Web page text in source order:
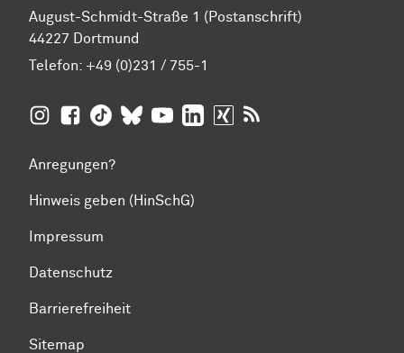
August-Schmidt-Straße 1 (Postanschrift)
44227 Dortmund
Telefon: +49 (0)231 / 755-1
TU Dortmund auf Insta­gram
TU Dortmund auf Facebook
TU Dortmund auf TikTok
TU Dortmund auf BlueSky
TU Dortmund auf YouTube
TU Dortmund auf LinkedIn
TU Dortmund auf XING
Anregungen?
Hinweis geben (HinSchG)
Impressum
Datenschutz
Barrierefreiheit
Sitemap